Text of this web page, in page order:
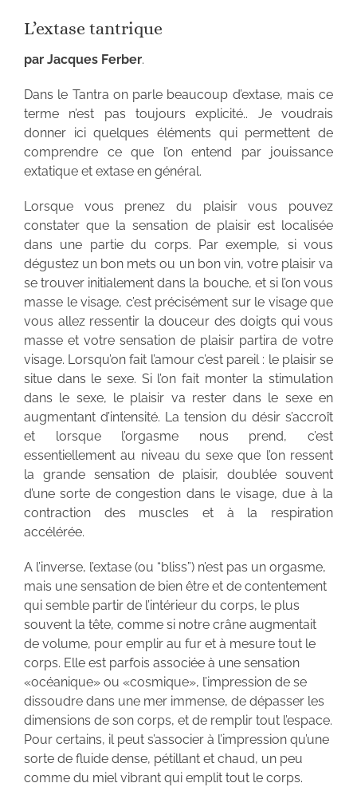
L’extase tantrique
par Jacques Ferber.
Dans le Tantra on parle beaucoup d’extase, mais ce
terme n’est pas toujours explicité.. Je voudrais
donner ici quelques éléments qui permettent de
comprendre ce que l’on entend par jouissance
extatique et extase en général.
Lorsque vous prenez du plaisir vous pouvez
constater que la sensation de plaisir est localisée
dans une partie du corps. Par exemple, si vous
dégustez un bon mets ou un bon vin, votre plaisir va
se trouver initialement dans la bouche, et si l’on vous
masse le visage, c’est précisément sur le visage que
vous allez ressentir la douceur des doigts qui vous
masse et votre sensation de plaisir partira de votre
visage. Lorsqu’on fait l’amour c’est pareil : le plaisir se
situe dans le sexe. Si l’on fait monter la stimulation
dans le sexe, le plaisir va rester dans le sexe en
augmentant d’intensité. La tension du désir s’accroît
et lorsque l’orgasme nous prend, c’est
essentiellement au niveau du sexe que l’on ressent
la grande sensation de plaisir, doublée souvent
d’une sorte de congestion dans le visage, due à la
contraction des muscles et à la respiration
accélérée.
A l’inverse, l’extase (ou “bliss”) n’est pas un orgasme,
mais une sensation de bien être et de contentement
qui semble partir de l’intérieur du corps, le plus
souvent la tête, comme si notre crâne augmentait
de volume, pour emplir au fur et à mesure tout le
corps. Elle est parfois associée à une sensation
«océanique» ou «cosmique», l’impression de se
dissoudre dans une mer immense, de dépasser les
dimensions de son corps, et de remplir tout l’espace.
Pour certains, il peut s’associer à l’impression qu’une
sorte de fluide dense, pétillant et chaud, un peu
comme du miel vibrant qui emplit tout le corps.